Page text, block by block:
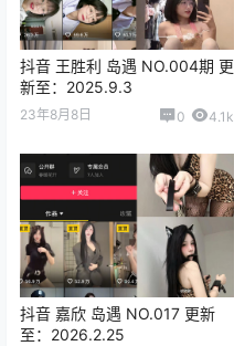
抖音 王胜利 岛遇 NO.004期 更
新至：2025.9.3
23年8月8日 0 4.1k
抖音 嘉欣 岛遇 NO.017 更新
至：2026.2.25